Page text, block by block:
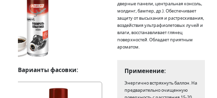
Варианты фасовки:
дверные панели, центральная консоль,
молдинг, бампер, др.). Обеспечивает
защиту от высыхания и растрескивания,
воздействия ультрафиолетовых лучей и
влаги, восстанавливает глянец
поверхностей. Обладает приятным
ароматом.
Применение:
Энергично встряхнуть баллон. На
предварительно очищенную